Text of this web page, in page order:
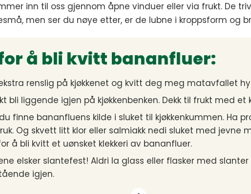
inn til oss gjennom åpne vinduer eller via frukt. De
men ser du nøye etter, er de lubne i kroppsform og
å bli kvitt bananfluer:
renslig på kjøkkenet og kvitt deg meg matavfallet
bli liggende igjen på kjøkkenbenken. Dekk til frukt med et
finne bananfluens kilde i sluket til kjøkkenkummen. Ha
Og skvett litt klor eller salmiakk nedi sluket med jevne
å bli kvitt et uønsket klekkeri av bananfluer.
elsker slantefest! Aldri la glass eller flasker med slanter
igjen.